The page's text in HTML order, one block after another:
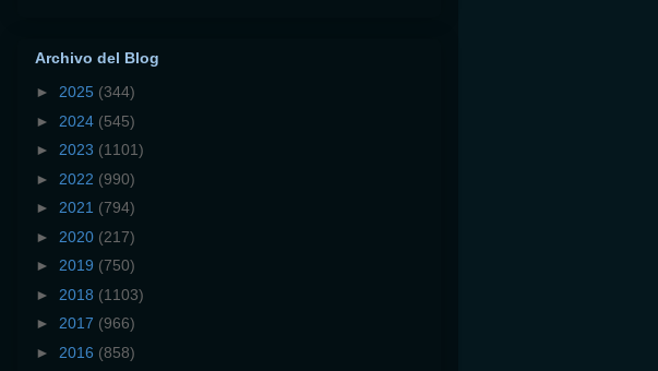
Archivo del Blog
► 2025 (344)
► 2024 (545)
► 2023 (1101)
► 2022 (990)
► 2021 (794)
► 2020 (217)
► 2019 (750)
► 2018 (1103)
► 2017 (966)
► 2016 (858)